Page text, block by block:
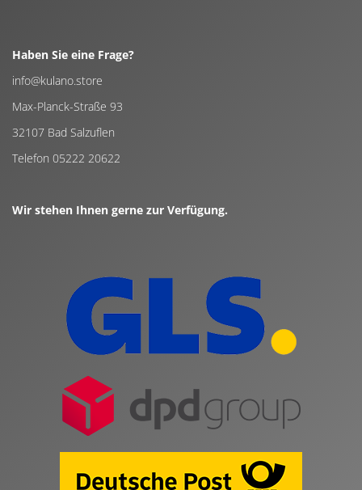
Haben Sie eine Frage?
info@kulano.store
Max-Planck-Straße 93
32107 Bad Salzuflen
Telefon 05222 20622
Wir stehen Ihnen gerne zur Verfügung.